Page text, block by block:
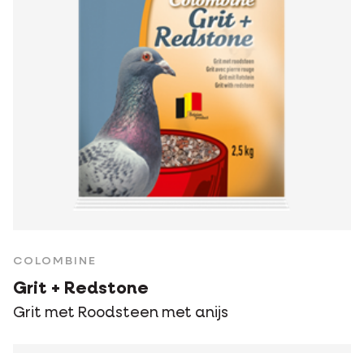
COLOMBINE
Grit + Redstone
Grit met Roodsteen met anijs